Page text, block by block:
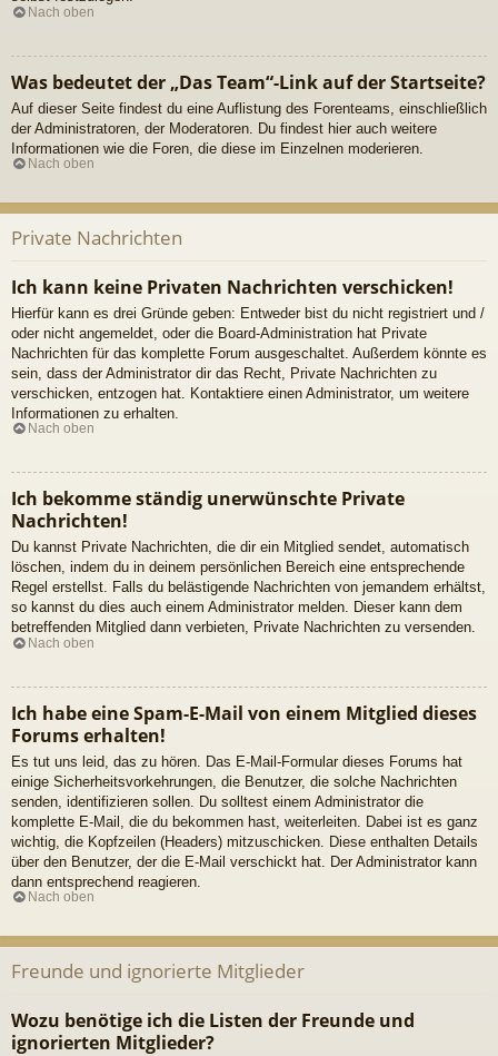
Nach oben
Was bedeutet der „Das Team“-Link auf der Startseite?
Auf dieser Seite findest du eine Auflistung des Forenteams, einschließlich
der Administratoren, der Moderatoren. Du findest hier auch weitere
Informationen wie die Foren, die diese im Einzelnen moderieren.
Nach oben
Private Nachrichten
Ich kann keine Privaten Nachrichten verschicken!
Hierfür kann es drei Gründe geben: Entweder bist du nicht registriert und /
oder nicht angemeldet, oder die Board-Administration hat Private
Nachrichten für das komplette Forum ausgeschaltet. Außerdem könnte es
sein, dass der Administrator dir das Recht, Private Nachrichten zu
verschicken, entzogen hat. Kontaktiere einen Administrator, um weitere
Informationen zu erhalten.
Nach oben
Ich bekomme ständig unerwünschte Private
Nachrichten!
Du kannst Private Nachrichten, die dir ein Mitglied sendet, automatisch
löschen, indem du in deinem persönlichen Bereich eine entsprechende
Regel erstellst. Falls du belästigende Nachrichten von jemandem erhältst,
so kannst du dies auch einem Administrator melden. Dieser kann dem
betreffenden Mitglied dann verbieten, Private Nachrichten zu versenden.
Nach oben
Ich habe eine Spam-E-Mail von einem Mitglied dieses
Forums erhalten!
Es tut uns leid, das zu hören. Das E-Mail-Formular dieses Forums hat
einige Sicherheitsvorkehrungen, die Benutzer, die solche Nachrichten
senden, identifizieren sollen. Du solltest einem Administrator die
komplette E-Mail, die du bekommen hast, weiterleiten. Dabei ist es ganz
wichtig, die Kopfzeilen (Headers) mitzuschicken. Diese enthalten Details
über den Benutzer, der die E-Mail verschickt hat. Der Administrator kann
dann entsprechend reagieren.
Nach oben
Freunde und ignorierte Mitglieder
Wozu benötige ich die Listen der Freunde und
ignorierten Mitglieder?